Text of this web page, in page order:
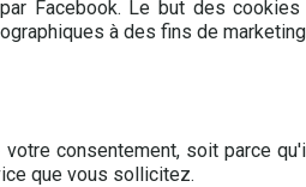
Facebook. Le but des
à des fins de
consentement, soit parce
que vous sollicitez.